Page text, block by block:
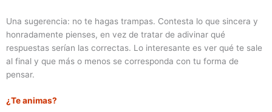
Una sugerencia: no te hagas trampas. Contesta lo que sincera y
honradamente pienses, en vez de tratar de adivinar qué
respuestas serían las correctas. Lo interesante es ver qué te sale
al final y que más o menos se corresponda con tu forma de
pensar.
¿Te animas?